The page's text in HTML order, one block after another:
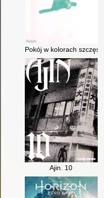
Pokój w kolorach
Ajin. 10